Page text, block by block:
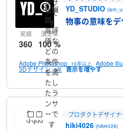
ンサ
ーで
す
YD_STUDIO
物事の意味をデ
実績
360
満足率
100 %
Adobe Photoshop 10年以上 Adobe
3Dデザイン 5年
報酬
額、
高評
価な
どの
条件
を満
たし
たラ
ンサ
ーで
す
プロダクトデザイナ
hiki4026(hiki4026)